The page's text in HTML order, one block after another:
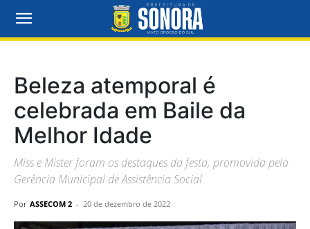
Beleza atemporal é
celebrada em Baile da
Melhor Idade
Miss e Mister foram os destaques da festa, promovida pela
Gerência Municipal de Assistência Social
Por ASSECOM 2 - 20 de dezembro de 2022